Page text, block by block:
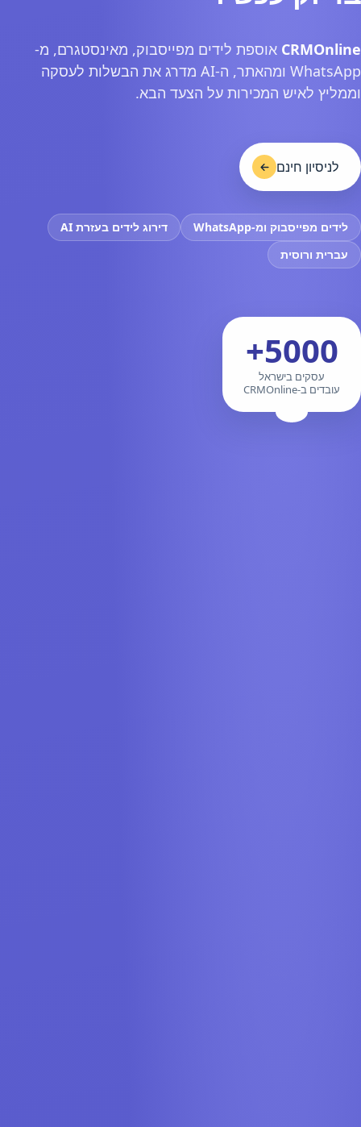
CRMOnline אוספת לידים מפייסבוק, מאינסטגרם, מ-
WhatsApp ומהאתר, ה-AI מדרג את הבשלות לעסקה
וממליץ לאיש המכירות על הצעד הבא.
לניסיון חינם
לידים מפייסבוק ומ-WhatsApp
דירוג לידים בעזרת AI
עברית ורוסית
5000+
עסקים בישראל
עובדים ב-CRMOnline